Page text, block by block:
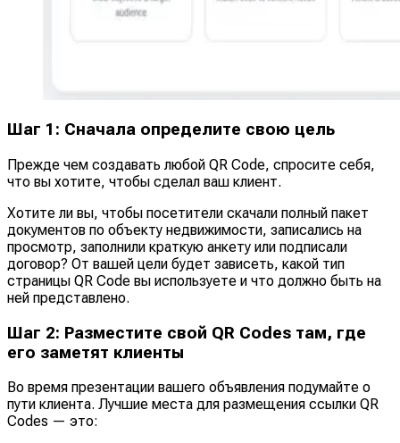
Шаг 1: Сначала определите свою цель
Прежде чем создавать любой QR Code, спросите себя,
что вы хотите, чтобы сделал ваш клиент.
Хотите ли вы, чтобы посетители скачали полный пакет
документов по объекту недвижимости, записались на
просмотр, заполнили краткую анкету или подписали
договор? От вашей цели будет зависеть, какой тип
страницы QR Code вы используете и что должно быть на
ней представлено.
Шаг 2: Разместите свой QR Codes там, где
его заметят клиенты
Во время презентации вашего объявления подумайте о
пути клиента. Лучшие места для размещения ссылки QR
Codes — это: